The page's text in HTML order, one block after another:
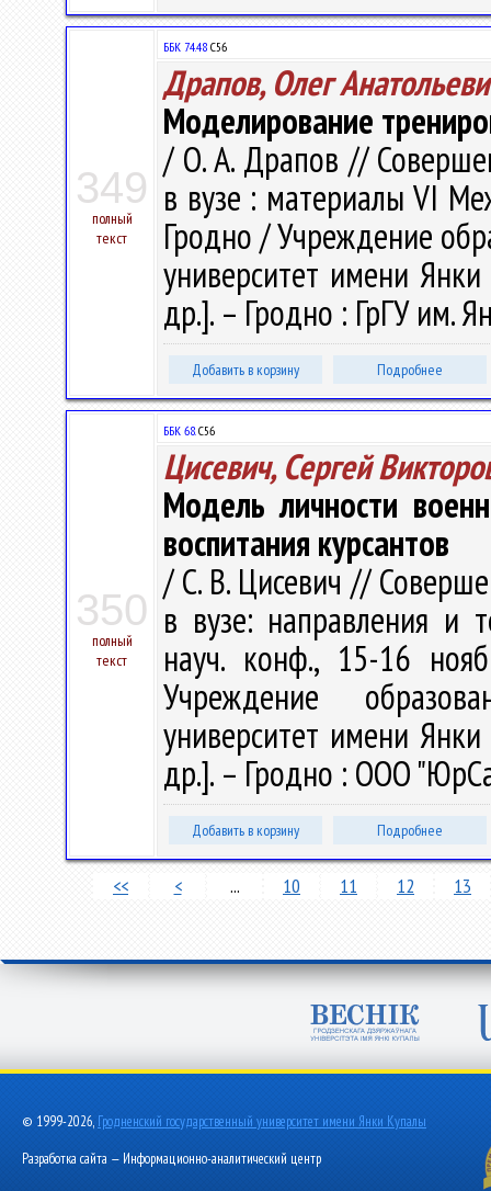
349
полный
текст
ББК 74.48 С56
Драпов, Олег
Моделирование
/ О. А. Драпов //
в вузе : материалы VI
Гродно / Учреждение
университет имени
др.]. – Гродно : ГрГУ им.
Добавить в корзину Подробнее
350
полный
текст
ББК 68.С56
Цисевич, Сергей
Модель личности
воспитания курсантов
/ С. В. Цисевич //
в вузе: направления и
науч. конф., 15-16
Учреждение
университет имени
др.]. – Гродно : ООО
Добавить в корзину Подробнее
<< < ... 10 11 12 13
© 1999-2026, Гродненский государственный университет имени Янки Купалы
Разработка сайта — Информационно-аналитический центр